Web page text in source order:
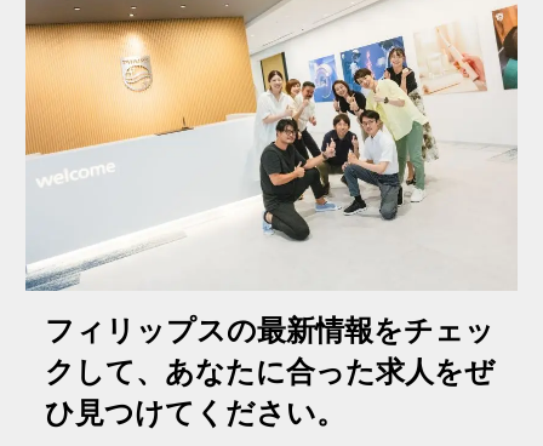
フィリップスの最新情報をチェッ
クして、あなたに合った求人をぜ
ひ見つけてください。